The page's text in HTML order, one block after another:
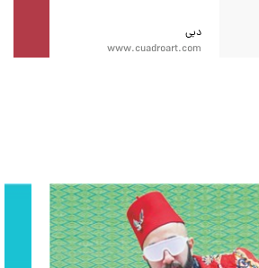
دبی
www.cuadroart.com